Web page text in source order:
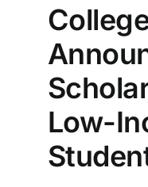
Low-